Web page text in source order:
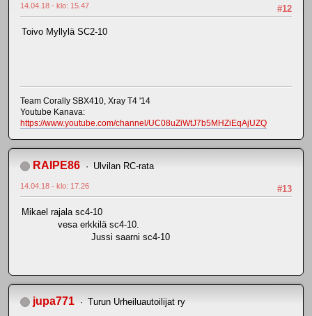
#12
14.04.18 - klo: 15.47
Toivo Myllylä SC2-10
Team Corally SBX410, Xray T4 '14
Youtube Kanava:
https://www.youtube.com/channel/UC08uZiWtJ7b5MHZiEqAjUZQ
RAIPE86 Ulvilan RC-rata
#13
14.04.18 - klo: 17.26
Mikael rajala sc4-10
vesa erkkilä sc4-10.
Jussi saarni sc4-10
jupa771 Turun Urheiluautoilijat ry